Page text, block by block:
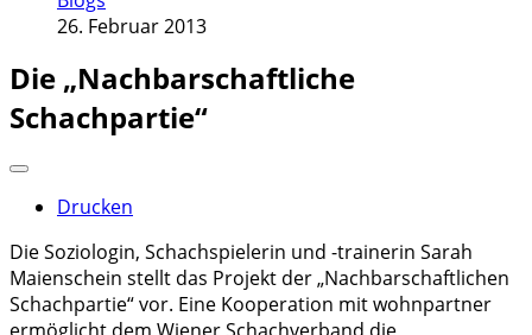
26. Februar 2013
Die „Nachbarschaftliche
Schachpartie“
Drucken
Die Soziologin, Schachspielerin und -trainerin Sarah
Maienschein stellt das Projekt der „Nachbarschaftlichen
Schachpartie“ vor. Eine Kooperation mit wohnpartner